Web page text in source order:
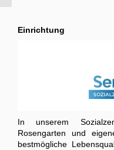
Einrichtung
In unserem
Rosengarten und
bestmögliche